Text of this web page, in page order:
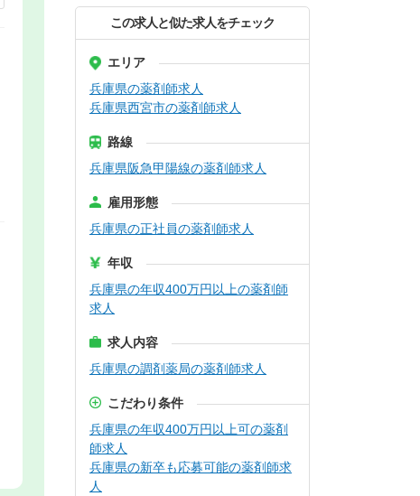
この求人と似た求人をチェック
エリア
兵庫県の薬剤師求人
兵庫県西宮市の薬剤師求人
路線
兵庫県阪急甲陽線の薬剤師求人
雇用形態
兵庫県の正社員の薬剤師求人
年収
兵庫県の年収400万円以上の薬剤師
求人
求人内容
兵庫県の調剤薬局の薬剤師求人
こだわり条件
兵庫県の年収400万円以上可の薬剤
師求人
兵庫県の新卒も応募可能の薬剤師求
人